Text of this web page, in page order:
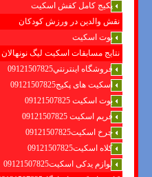
پکیج کامل کفش اسکیت
نقش والدین در ورزش کودکان
بوت اسکیت
نتایج مسابقات اسکیت لیگ نونهالان
فروشگاه اينترنتي09121507825
اسکیت های پکیج09121507825
بوت اسکیت 09121507825
فریم اسکیت 09121507825
چرخ اسکیت09121507825
کلاه اسکیت09121507825
لوازم یدکی اسکیت09121507825